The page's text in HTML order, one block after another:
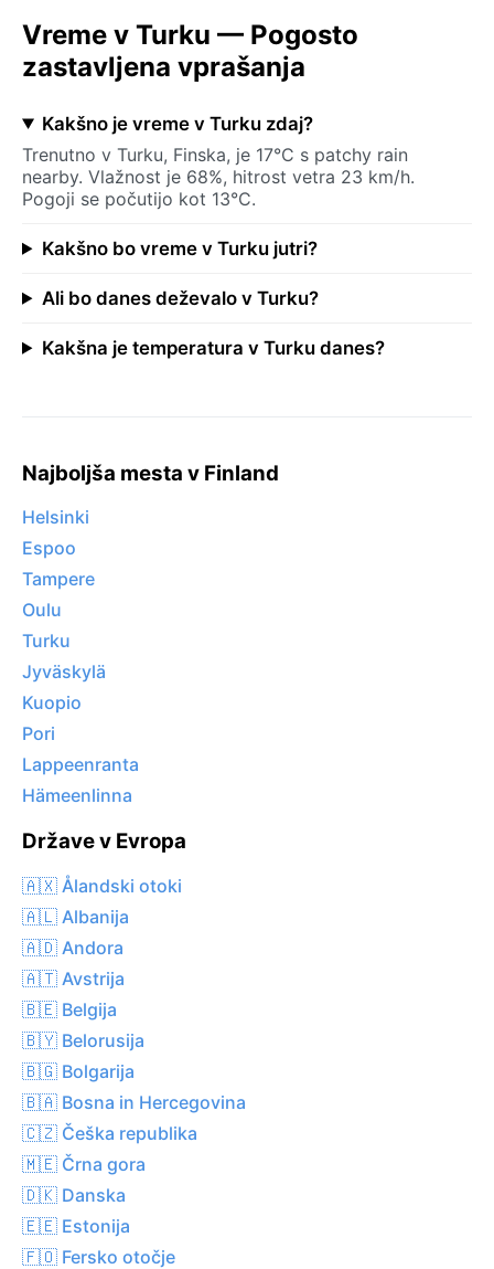
Vreme v Turku — Pogosto
zastavljena vprašanja
Kakšno je vreme v Turku zdaj?
Trenutno v Turku, Finska, je 17°C s patchy rain
nearby. Vlažnost je 68%, hitrost vetra 23 km/h.
Pogoji se počutijo kot 13°C.
Kakšno bo vreme v Turku jutri?
Ali bo danes deževalo v Turku?
Kakšna je temperatura v Turku danes?
Najboljša mesta v Finland
Helsinki
Espoo
Tampere
Oulu
Turku
Jyväskylä
Kuopio
Pori
Lappeenranta
Hämeenlinna
Države v Evropa
🇦🇽 Ålandski otoki
🇦🇱 Albanija
🇦🇩 Andora
🇦🇹 Avstrija
🇧🇪 Belgija
🇧🇾 Belorusija
🇧🇬 Bolgarija
🇧🇦 Bosna in Hercegovina
🇨🇿 Češka republika
🇲🇪 Črna gora
🇩🇰 Danska
🇪🇪 Estonija
🇫🇴 Fersko otočje